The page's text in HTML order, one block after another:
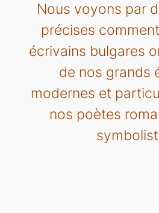
Nous voyons par
précises
écrivains bulgares
de nos grands
modernes et
nos poètes